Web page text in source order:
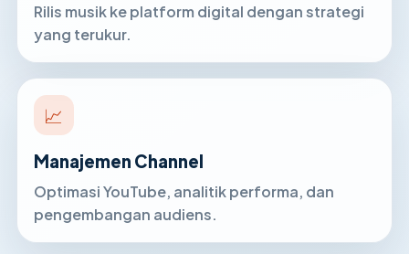
Rilis musik ke platform digital dengan strategi
yang terukur.
📈
Manajemen Channel
Optimasi YouTube, analitik performa, dan
pengembangan audiens.